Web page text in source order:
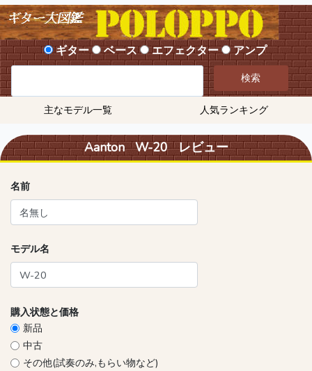
ギター ベース エフェクター アンプ
検索
主なモデル一覧 人気ランキング
Aanton W-20 レビュー
名前
モデル名
購入状態と価格
新品
中古
その他(試奏のみ,もらい物など)